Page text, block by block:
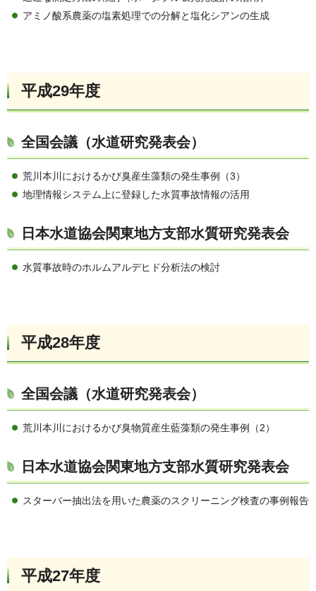
アミノ酸系農薬の塩素処理での分解と塩化シアンの生成
平成29年度
全国会議（水道研究発表会）
荒川本川におけるかび臭産生藻類の発生事例（3）
地理情報システム上に登録した水質事故情報の活用
日本水道協会関東地方支部水質研究発表会
水質事故時のホルムアルデヒド分析法の検討
平成28年度
全国会議（水道研究発表会）
荒川本川におけるかび臭物質産生藍藻類の発生事例（2）
日本水道協会関東地方支部水質研究発表会
スターバー抽出法を用いた農薬のスクリーニング検査の事例報告
平成27年度